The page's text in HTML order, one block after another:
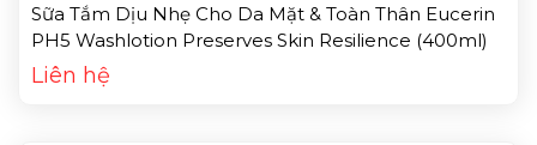
Sữa Tắm Dịu Nhẹ Cho Da Mặt & Toàn Thân Eucerin
PH5 Washlotion Preserves Skin Resilience (400ml)
Liên hệ